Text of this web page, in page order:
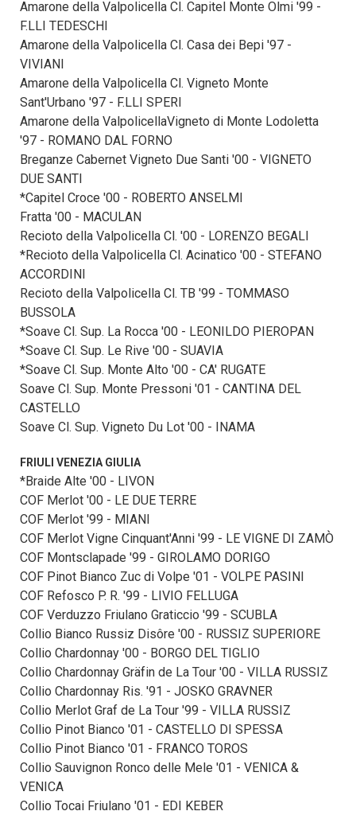
Amarone della Valpolicella Cl. Capitel Monte Olmi '99 -
F.LLI TEDESCHI
Amarone della Valpolicella Cl. Casa dei Bepi '97 -
VIVIANI
Amarone della Valpolicella Cl. Vigneto Monte
Sant'Urbano '97 - F.LLI SPERI
Amarone della ValpolicellaVigneto di Monte Lodoletta
'97 - ROMANO DAL FORNO
Breganze Cabernet Vigneto Due Santi '00 - VIGNETO
DUE SANTI
*Capitel Croce '00 - ROBERTO ANSELMI
Fratta '00 - MACULAN
Recioto della Valpolicella Cl. '00 - LORENZO BEGALI
*Recioto della Valpolicella Cl. Acinatico '00 - STEFANO
ACCORDINI
Recioto della Valpolicella Cl. TB '99 - TOMMASO
BUSSOLA
*Soave Cl. Sup. La Rocca '00 - LEONILDO PIEROPAN
*Soave Cl. Sup. Le Rive '00 - SUAVIA
*Soave Cl. Sup. Monte Alto '00 - CA' RUGATE
Soave Cl. Sup. Monte Pressoni '01 - CANTINA DEL
CASTELLO
Soave Cl. Sup. Vigneto Du Lot '00 - INAMA
FRIULI VENEZIA GIULIA
*Braide Alte '00 - LIVON
COF Merlot '00 - LE DUE TERRE
COF Merlot '99 - MIANI
COF Merlot Vigne Cinquant'Anni '99 - LE VIGNE DI ZAMÒ
COF Montsclapade '99 - GIROLAMO DORIGO
COF Pinot Bianco Zuc di Volpe '01 - VOLPE PASINI
COF Refosco P. R. '99 - LIVIO FELLUGA
COF Verduzzo Friulano Graticcio '99 - SCUBLA
Collio Bianco Russiz Disôre '00 - RUSSIZ SUPERIORE
Collio Chardonnay '00 - BORGO DEL TIGLIO
Collio Chardonnay Gräfin de La Tour '00 - VILLA RUSSIZ
Collio Chardonnay Ris. '91 - JOSKO GRAVNER
Collio Merlot Graf de La Tour '99 - VILLA RUSSIZ
Collio Pinot Bianco '01 - CASTELLO DI SPESSA
Collio Pinot Bianco '01 - FRANCO TOROS
Collio Sauvignon Ronco delle Mele '01 - VENICA &
VENICA
Collio Tocai Friulano '01 - EDI KEBER